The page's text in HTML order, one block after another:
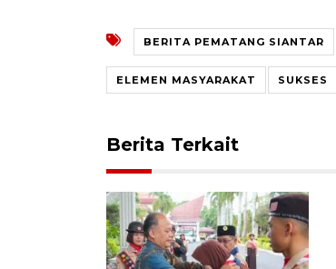
BERITA PEMATANG SIANTAR
ELEMEN MASYARAKAT SUKSES
Berita Terkait